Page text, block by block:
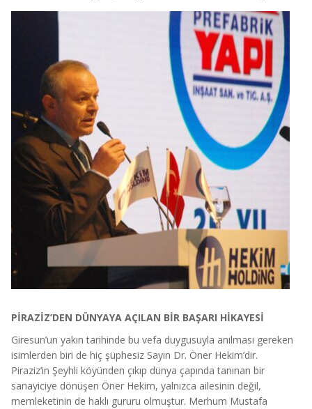
PİRAZİZ’DEN DÜNYAYA AÇILAN BİR BAŞARI HİKAYESİ
Giresun’un yakın tarihinde bu vefa duygusuyla anılması gereken
isimlerden biri de hiç şüphesiz Sayın Dr. Öner Hekim’dir.
Piraziz’in Şeyhli köyünden çıkıp dünya çapında tanınan bir
sanayiciye dönüşen Öner Hekim, yalnızca ailesinin değil,
memleketinin de haklı gururu olmuştur. Merhum Mustafa